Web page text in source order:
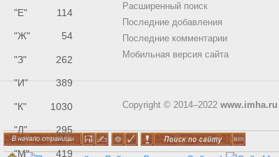
"Е" 114
"Ж" 54
"З" 262
"И" 389
"К" 1030
"Л" 295
"М" 419
Расширенный поиск
Последние добавления
Последние комментарии
Мобильная версия сайта
Copyright © 2014–2022 www.imha.ru